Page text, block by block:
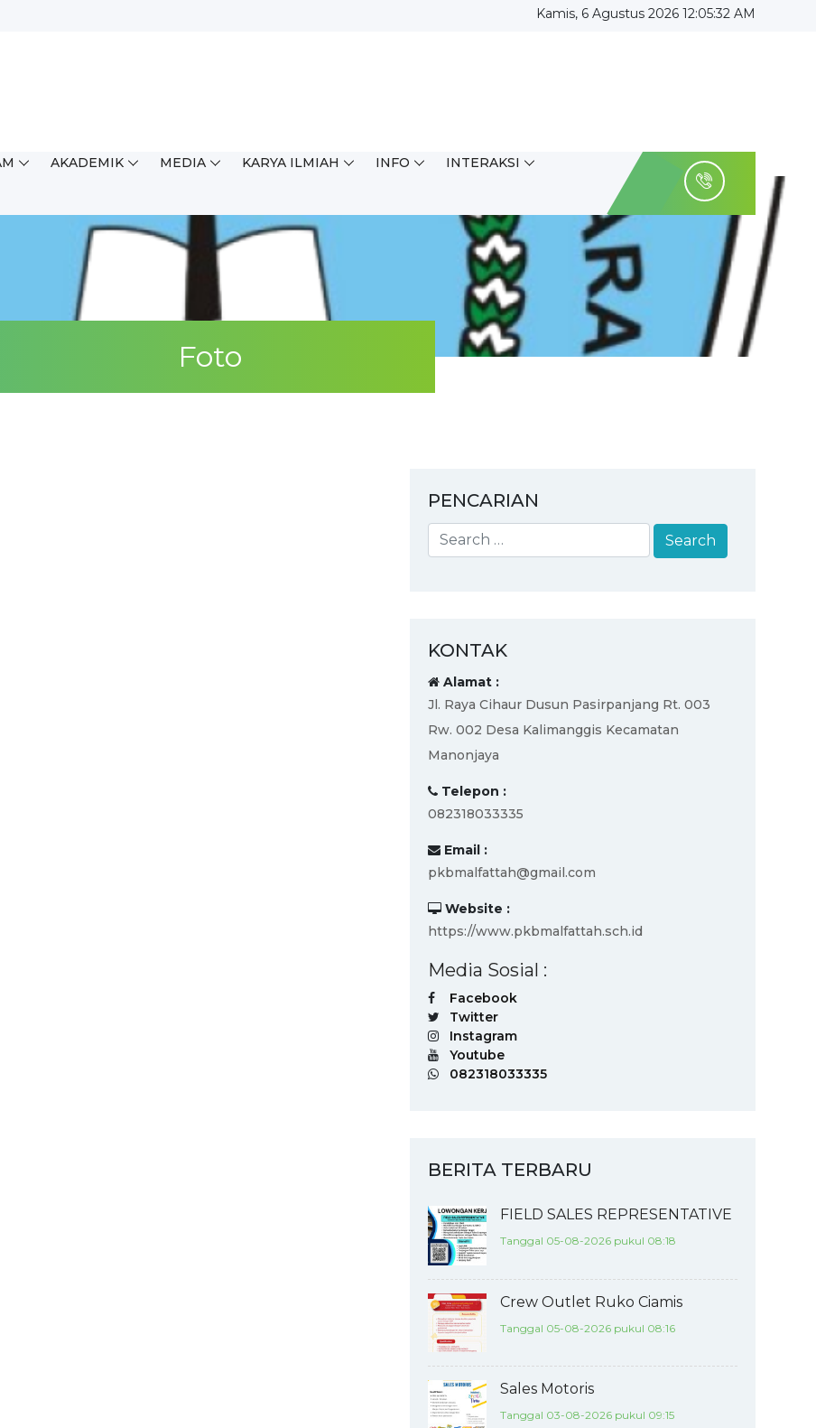
Kabupaten/Kota (OSN...
Kamis, 6 Agustus 2026 12:05:33 AM
AKADEMIK MEDIA KARYA ILMIAH INFO INTERAKSI
Foto
PENCARIAN
KONTAK
Alamat :
Jl. Raya Cihaur Dusun Pasirpanjang Rt. 003
Rw. 002 Desa Kalimanggis Kecamatan
Manonjaya
Telepon :
082318033335
Email :
pkbmalfattah@gmail.com
Website :
https://www.pkbmalfattah.sch.id
Media Sosial :
Facebook
Twitter
Instagram
Youtube
082318033335
BERITA TERBARU
FIELD SALES REPRESENTATIVE
Tanggal 05-08-2026 pukul 08:18
Crew Outlet Ruko Ciamis
Tanggal 05-08-2026 pukul 08:16
Sales Motoris
Tanggal 03-08-2026 pukul 09:15